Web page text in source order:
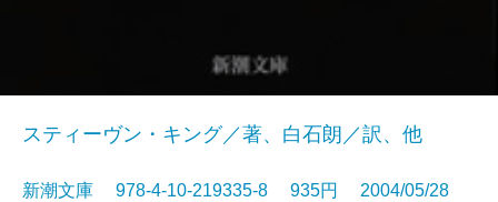
スティーヴン・キング／著、白石朗／訳、他
新潮文庫 978-4-10-219335-8 935円 2004/05/28